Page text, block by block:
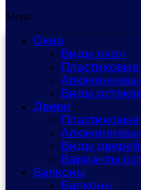
Menu
Окна
Виды окон
Виды
Двери
Виды дверей
Варианты
Балконы
Балконы